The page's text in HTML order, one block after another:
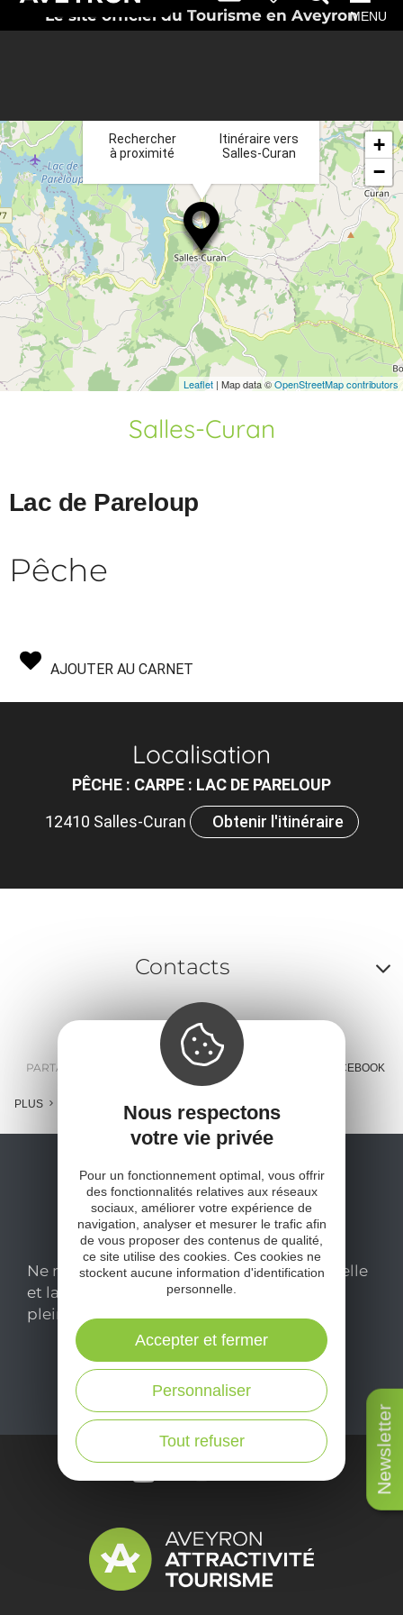
Le site officiel du Tourisme en Aveyron
Newsletter
MENU
Rechercher
à proximité
Itinéraire vers
Salles-Curan
+
−
Leaflet | Map data ©OpenStreetMap contributors
Salles-Curan
Lac de Pareloup
Pêche
AJOUTER AU CARNET
Localisation
PÊCHE : CARPE : LAC DE PARELOUP
12410 Salles-Curan
Obtenir l'itinéraire
Contacts
PARTAGER : E-MAIL MESSENGER FACEBOOK
PLUS
Ne manquez pas notre newsletter mensuelle
et laissez-vous inspirer pour profiter
pleinement de votre séjour en Aveyron.
Je m'abonne ici
Nous respectons
votre vie privée
Pour un fonctionnement optimal, vous offrir
des fonctionnalités relatives aux réseaux
sociaux, améliorer votre expérience de
navigation, analyser et mesurer le trafic afin
de vous proposer des contenus de qualité,
ce site utilise des cookies. Ces cookies ne
stockent aucune information d'identification
personnelle.
Tout refuser
Personnaliser
Accepter et fermer